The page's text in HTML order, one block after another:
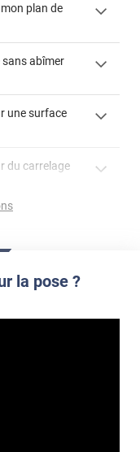
adhésif ? »
plan de
cuisine ?"
sans abîmer
l'action de la
une surface
du carrelage
au préalable
les angles. »
la pose ?